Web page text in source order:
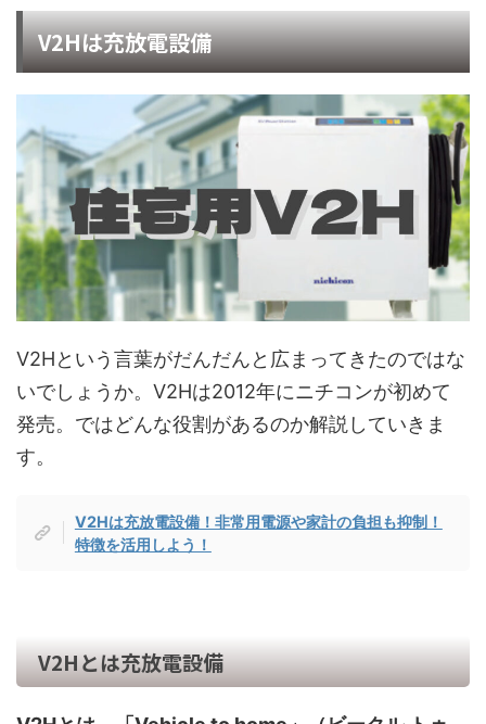
V2Hは充放電設備
V2Hという言葉がだんだんと広まってきたのではな
いでしょうか。V2Hは2012年にニチコンが初めて
発売。ではどんな役割があるのか解説していきま
す。
V2Hは充放電設備！非常用電源や家計の負担も抑制！
特徴を活用しよう！
V2Hとは充放電設備